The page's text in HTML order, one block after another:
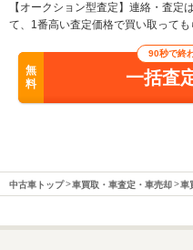
【オークション型査定】連絡・査定
て、1番高い査定価格で買い取っても
無
料
90秒で終
一括査
中古車トップ 車買取・車査定・車売却 車